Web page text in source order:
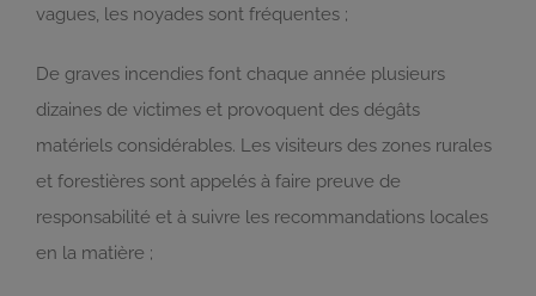
vagues, les noyades sont fréquentes ;
De graves incendies font chaque année plusieurs
dizaines de victimes et provoquent des dégâts
matériels considérables. Les visiteurs des zones rurales
et forestières sont appelés à faire preuve de
responsabilité et à suivre les recommandations locales
en la matière ;